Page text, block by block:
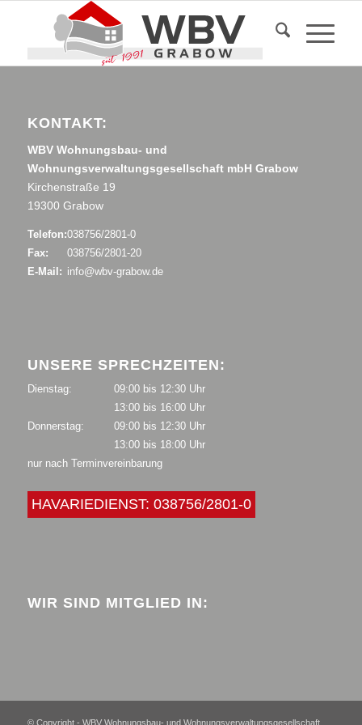
KONTAKT:
WBV Wohnungsbau- und
Wohnungsverwaltungsgesellschaft mbH Grabow
Kirchenstraße 19
19300 Grabow
Telefon:038756/2801-0
Fax:
038756/2801-20
E-Mail: info@wbv-grabow.de
UNSERE SPRECHZEITEN:
Dienstag:
09:00 bis 12:30 Uhr
13:00 bis 16:00 Uhr
Donnerstag:
09:00 bis 12:30 Uhr
13:00 bis 18:00 Uhr
nur nach Terminvereinbarung
HAVARIEDIENST: 038756/2801-0
WIR SIND MITGLIED IN:
© Copyright - WBV Wohnungsbau- und Wohnungsverwaltungsgesellschaft